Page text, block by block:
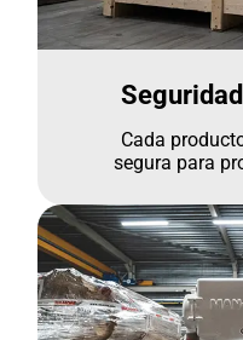
Cada
segura para